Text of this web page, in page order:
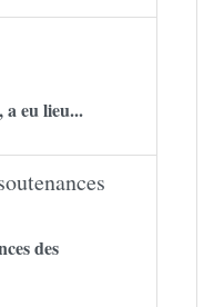
a eu lieu...
des